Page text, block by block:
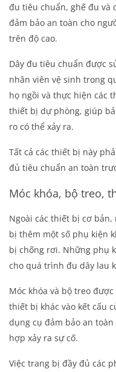
đu tiêu chuẩn, ghế đu và
đảm bảo an toàn cho
trên độ cao.
Dây đu tiêu chuẩn được
nhân viên vệ sinh trong
họ ngồi và thực hiện các
thiết bị dự phòng, giúp
ro có thể xảy ra.
Tất cả các thiết bị này
đủ tiêu chuẩn an toàn
Móc khóa, bộ treo,
Ngoài các thiết bị cơ
bị thêm một số phụ kiện
bị chống rơi. Những phụ
cho quá trình đu dây lau
Móc khóa và bộ treo
thiết bị khác vào kết cấu
dụng cụ đảm bảo an
hợp xảy ra sự cố.
Việc trang bị đầy đủ các